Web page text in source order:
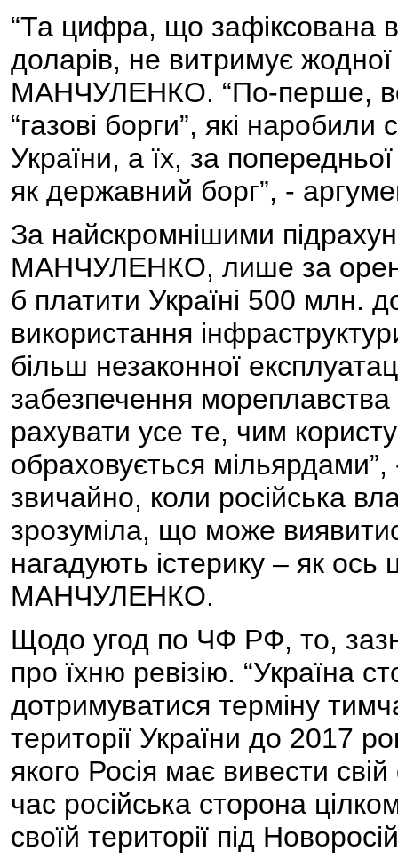
“Та цифра, що зафіксована
доларів, не витримує жодної
МАНЧУЛЕНКО. “По-перше,
“газові борги”, які
України, а їх, за
як державний борг”, -
За найскромнішими
МАНЧУЛЕНКО, лише за
б платити Україні 500 млн.
використання
більш незаконної
забезпечення мореплавства
рахувати усе те, чим
обраховується
звичайно, коли російська
зрозуміла, що може
нагадують істерику – як ось
МАНЧУЛЕНКО.
Щодо угод по ЧФ РФ, то,
про їхню ревізію. “Україна
дотримуватися терміну
території України до 2017
якого Росія має вивести
час російська сторона
своїй території під